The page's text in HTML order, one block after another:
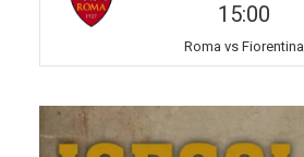
15:00
Roma vs Fiorentina